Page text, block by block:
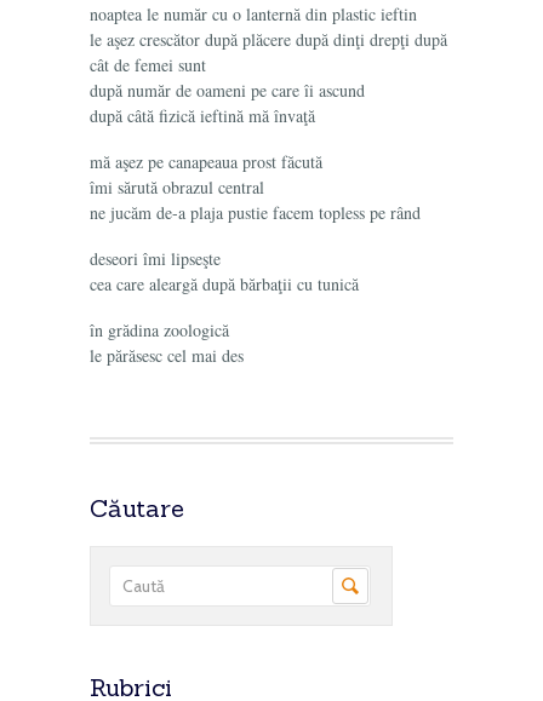
noaptea le număr cu o lanternă din plastic ieftin
le aşez crescător după plăcere după dinţi drepţi după
cât de femei sunt
după număr de oameni pe care îi ascund
după câtă fizică ieftină mă învaţă
mă aşez pe canapeaua prost făcută
îmi sărută obrazul central
ne jucăm de-a plaja pustie facem topless pe rând
deseori îmi lipseşte
cea care aleargă după bărbaţii cu tunică
în grădina zoologică
le părăsesc cel mai des
Căutare
Rubrici